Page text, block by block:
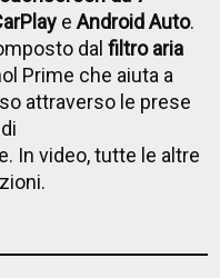
eAndroid Auto.
dalfiltro aria
Prime che aiuta a
attraverso le prese
In video, tutte le altre